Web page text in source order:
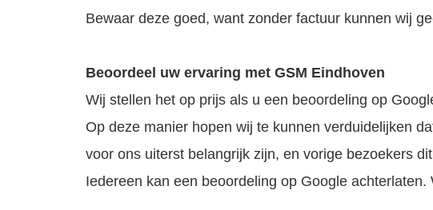
Bewaar deze goed, want zonder factuur kunnen wij
Beoordeel uw ervaring met GSM Eindhoven
Wij stellen het op prijs als u een beoordeling op
Op deze manier hopen wij te kunnen verduidelijken
voor ons uiterst belangrijk zijn, en vorige bezoekers
Iedereen kan een beoordeling op Google